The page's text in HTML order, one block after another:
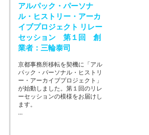
アルパック・パーソナ
ル・ヒストリー・アーカ
イブプロジェクト リレー
セッション 第１回 創
業者：三輪泰司
京都事務所移転を契機に「アル
パック・パーソナル・ヒストリ
ー・アーカイブプロジェクト」
が始動しました。第１回のリレ
ーセッションの模様をお届けし
ます。
...